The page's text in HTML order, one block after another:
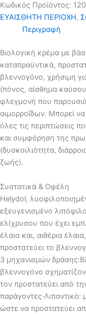
Κωδικός Προϊόντος:
ΕΥΑΙΣΘΗΤΗ ΠΕΡΙΟΧΗ,
Περιγραφή
Βιολογική κρέμα με
καταπραϋντικά,
βλεννογόνο, χρήσιμη
(πόνος, αίσθημα
φλεγμονή που
αιμορροΐδων. Μπορεί
όλες τις περιπτώσεις
και συμφόρηση της
(δυσκοιλιότητα,
ζωής).
Συστατικά & Οφέλη
Helydol,
εξευγενισμένο
ελίχρυσου που έχει
έλαια και, αιθέρια
προστατεύει το
3 μηχανισμών
βλεννογόνο
τον προστατεύει από
παράγοντες·Λιπαντικό:
ώστε να προστατεύει